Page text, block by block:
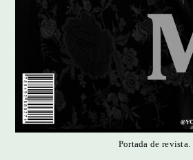
Portada de revista.